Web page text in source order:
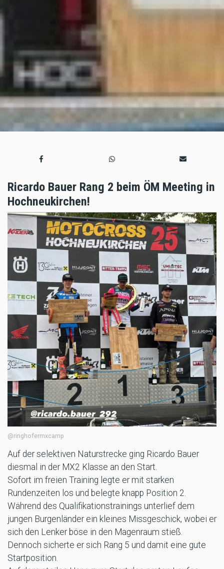
Ricardo Bauer Rang 2 beim ÖM Meeting in
Hochneukirchen!
@ringhofermxcamp
Auf der selektiven Naturstrecke ging Ricardo Bauer
diesmal in der MX2 Klasse an den Start.
Sofort im freien Training legte er mit starken
Rundenzeiten los und belegte knapp Position 2.
Während des Qualifikationstrainings unterlief dem
jungen Burgenländer ein kleines Missgeschick, wobei er
sich den Lenker böse in den Magenraum stieß.
Dennoch sicherte er sich Rang 5 und damit eine gute
Startposition.